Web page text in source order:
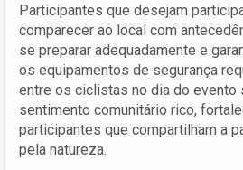
Participantes que desejam
comparecer ao local com
se preparar adequadamente e
os equipamentos de segurança
entre os ciclistas no dia do evento
sentimento comunitário rico,
participantes que compartilham a
pela natureza.